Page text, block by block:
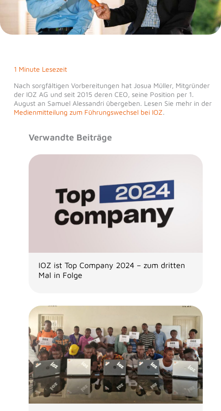
1 Minute Lesezeit
Nach sorgfältigen Vorbereitungen hat Josua Müller, Mitgründer
der IOZ AG und seit 2015 deren CEO, seine Position per 1.
August an Samuel Alessandri übergeben. Lesen Sie mehr in der
Medienmitteilung zum Führungswechsel bei IOZ.
Verwandte Beiträge
IOZ ist Top Company 2024 – zum dritten
Mal in Folge